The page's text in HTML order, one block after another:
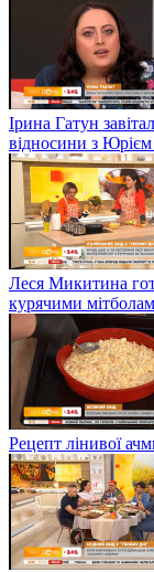
Ірина Гатун
відносини з
Леся Микитина
курячими
Рецепт лінивої